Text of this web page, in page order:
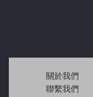
關於我們
聯繫我們